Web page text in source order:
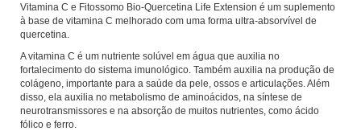
Vitamina C e Fitossomo Bio-Quercetina Life Extension é um suplemento
à base de vitamina C melhorado com uma forma ultra-absorvível de
quercetina.
A vitamina C é um nutriente solúvel em água que auxilia no
fortalecimento do sistema imunológico. Também auxilia na produção de
colágeno, importante para a saúde da pele, ossos e articulações. Além
disso, ela auxilia no metabolismo de aminoácidos, na síntese de
neurotransmissores e na absorção de muitos nutrientes, como ácido
fólico e ferro.